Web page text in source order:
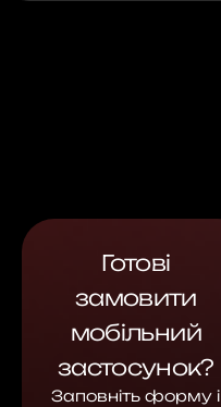
Готові
замовити
мобільний
застосунок?
Заповніть форму і